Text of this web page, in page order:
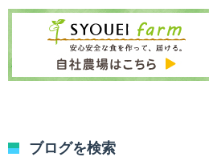
ブログを検索